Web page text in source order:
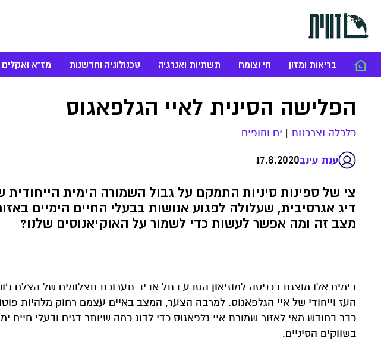
בריאות ומזון חי וצומח תשתיות ואנרגיה טכנולוגיה וחדשנות מז"א ואקלים
הפלישה הסינית לאיי הגלפאגוס
כלכלה וצרכנות ים וחופים
ענת עינב17.8.2020
צי של ספינות סיניות התמקם על גבול השמורה הימית
דיג אגרסיבית, שעלולה לפגוע אנושות בבעלי החיים הימיים
מצב זה ומה אפשר לעשות כדי לשמור על האוקיאנוסים שלנו?
בימים אלו מוצגת בכניסה למוזיאון הטבע בתל אביב תערוכת תצלומים של הצלם
העז וייחודי של איי הגלפאגוס. למרבה הצער, המצב באיים עצמם רחוק מלהיות
כבר בחודש מאי לאזור שמורת איי גלפאגוס כדי לדוג כמה שיותר דגים ובעלי חיים
בשווקים הסיניים.